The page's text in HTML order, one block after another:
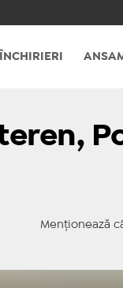
ÎNCHIRIERI
Menționează